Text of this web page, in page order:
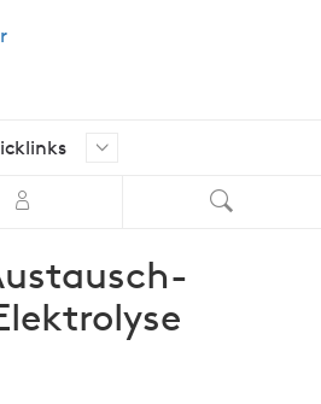
Stellenangebote der FH
FH Münster